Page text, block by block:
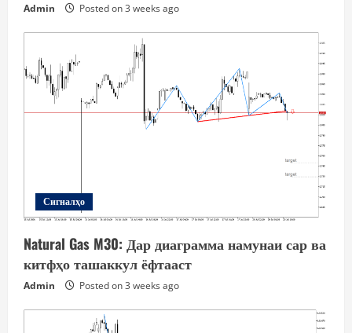
Admin Posted on 3 weeks ago
Сигналҳо
Natural Gas M30: Дар диаграмма намунаи сар ва
китфҳо ташаккул ёфтааст
Admin Posted on 3 weeks ago